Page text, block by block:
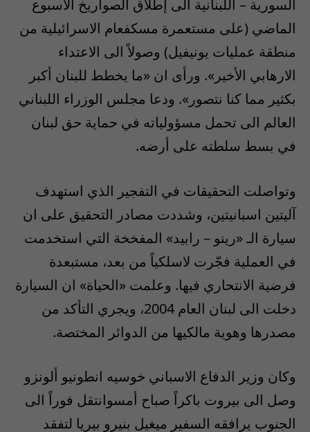
السورية – اللبنانية الى إطلاق الصواريخ الاسبوع
الماضي (على مستعمرة مسكفعام الاسرائيلية من
منطقة عمليات يونيفيل) وصولاً الى الاعتداء
الارهابي الأخير». ورأى ان «ما يخطط للبنان أكبر
بكثير مما كنا نتصور». ودعا مجلس الوزراء اللبناني
العالم الى تحمل مسؤولياته في حماية حق لبنان
في بسط سلطته على أرضه.
وتواصلت التحقيقات في التفجير الذي استهدف
آليتين اسبانيتين، وشددت مصادر التحقيق على ان
سيارة الـ «رينو – رابيد» المفخخة التي استخدمت
في العملية فجّرت لاسلكياً من بعد، مستبعدة
فرضية الانتحاري فيها. وعلمت «الحياة» ان السيارة
دخلت الى لبنان العام 2004، ويجري التأكد من
مصدرها وهوية مالكيها من الدوائر المختصة.
وكان وزير الدفاع الاسباني خوسيه انطونيو ألونزو
وصل الى بيروت باكراً صباح أمسوانتقل فوراً الى
الجنوب يرافقه السفير ميغيل بنيرو بيريا لتفقد